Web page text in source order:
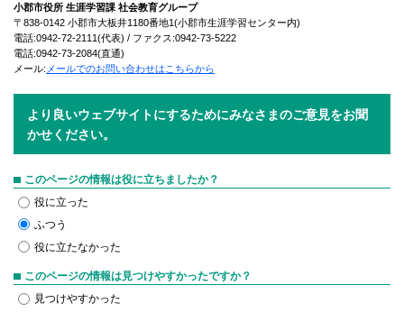
小郡市役所 生涯学習課 社会教育グループ
〒838-0142 小郡市大板井1180番地1(小郡市生涯学習センター内)
電話:0942-72-2111(代表) / ファクス:0942-73-5222
電話:0942-73-2084(直通)
メール: メールでのお問い合わせはこちらから
より良いウェブサイトにするためにみなさまのご意見をお聞
かせください。
このページの情報は役に立ちましたか？
役に立った
ふつう
役に立たなかった
このページの情報は見つけやすかったですか？
見つけやすかった